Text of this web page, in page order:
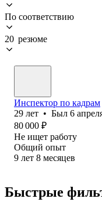
По соответствию
20 резюме
Инспектор по кадрам
29 лет • Был 6
80 000 ₽
Не ищет работу
Общий опыт
9 лет 8 месяцев
Быстрые